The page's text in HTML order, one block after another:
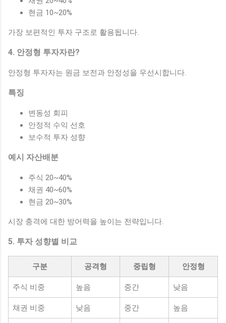
현금 10~20%
가장 보편적인 투자 구조로 활용됩니다.
4. 안정형 투자자란?
안정형 투자자는 원금 보전과 안정성을 우선시합니다.
특징
변동성 회피
안정적 수익 선호
보수적 투자 성향
예시 자산배분
주식 20~40%
채권 40~60%
현금 20~30%
시장 충격에 대한 방어력을 높이는 전략입니다.
5. 투자 성향별 비교
구분 공격형 중립형 안정형
주식 비중 높음 중간 낮음
채권 비중 낮음 중간 높음